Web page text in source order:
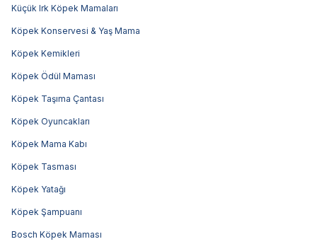
Küçük Irk Köpek Mamaları
Köpek Konservesi & Yaş Mama
Köpek Kemikleri
Köpek Ödül Maması
Köpek Taşıma Çantası
Köpek Oyuncakları
Köpek Mama Kabı
Köpek Tasması
Köpek Yatağı
Köpek Şampuanı
Bosch Köpek Maması